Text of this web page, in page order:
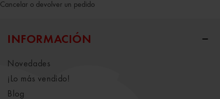
Cancelar o devolver un pedido
INFORMACIÓN
Novedades
¡Lo más vendido!
Blog